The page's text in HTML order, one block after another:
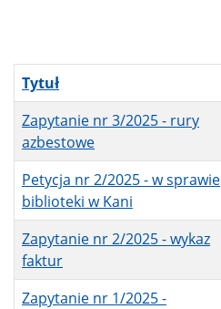
Tytuł
Zapytanie nr 3/2025 - rury
azbestowe
Petycja nr 2/2025 - w sprawie
biblioteki w Kani
Zapytanie nr 2/2025 - wykaz
faktur
Zapytanie nr 1/2025 -